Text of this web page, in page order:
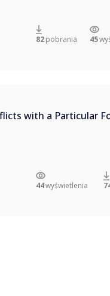
82 pobrania 45
with a Particular
44wyświetlenia